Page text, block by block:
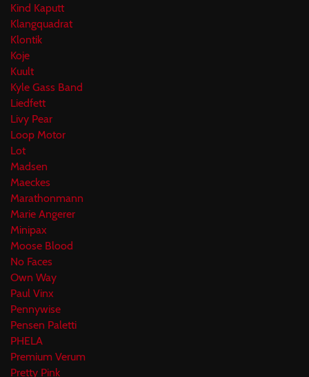
Kind Kaputt
Klangquadrat
Klontik
Koje
Kuult
Kyle Gass Band
Liedfett
Livy Pear
Loop Motor
Lot
Madsen
Maeckes
Marathonmann
Marie Angerer
Minipax
Moose Blood
No Faces
Own Way
Paul Vinx
Pennywise
Pensen Paletti
PHELA
Premium Verum
Pretty Pink